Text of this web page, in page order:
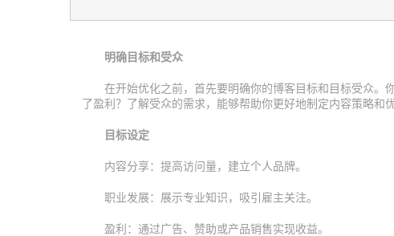
明确目标和受众
在开始优化之前，首先要明确你的博客目标和目标受众。
了盈利？了解受众的需求，能够帮助你更好地制定内容策略和优
目标设定
内容分享：提高访问量，建立个人品牌。
职业发展：展示专业知识，吸引雇主关注。
盈利：通过广告、赞助或产品销售实现收益。